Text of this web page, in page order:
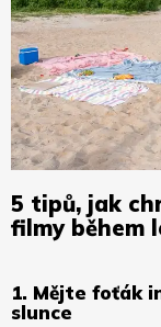
5 tipů, jak
filmy během
1. Mějte foťák
slunce